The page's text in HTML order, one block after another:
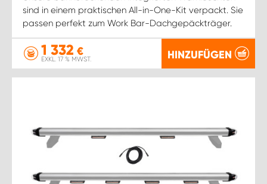
sind in einem praktischen All-in-One-Kit verpackt. Sie
passen perfekt zum Work Bar-Dachgepäckträger.
1 332 €
EXKL. 17 % MWST. HINZUFÜGEN